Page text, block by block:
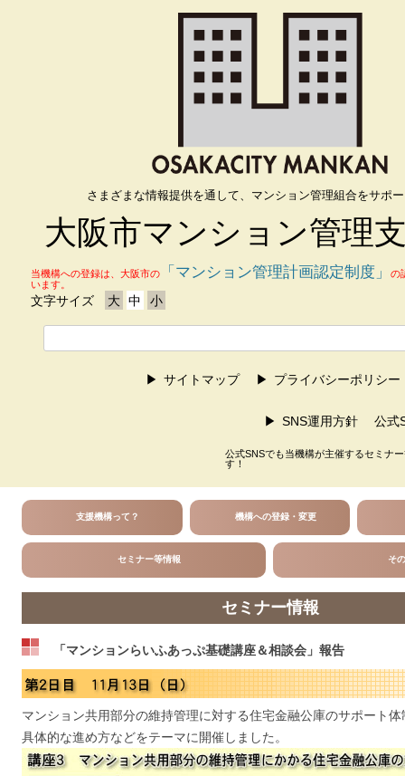
さまざまな情報提供を通して、マンション管理組合をサポ
大阪市マンション管理
当機構への登録は、大阪市の 「マンション管理計画認定制度」
の
います。
文字サイズ 大 中 小
サイトマップ プライバシーポリシー
SNS運用方針 公式
公式SNSでも当機構が主催するセミナ
す！
支援機構って？ 機構への登録・変更
セミナー等情報 そ
セミナー情報
「マンションらいふあっぷ基礎講座＆相談会」報告
マンション共用部分の維持管理に対する住宅金融公庫のサポート
具体的な進め方などをテーマに開催しました。